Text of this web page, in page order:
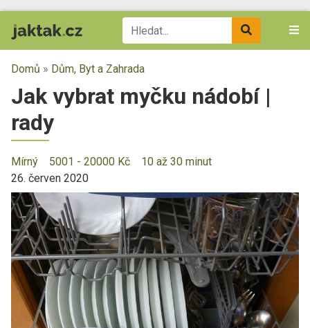
Domů » Dům, Byt a Zahrada
Jak vybrat myčku nádobí |
rady
Mírný 5001 - 20000 Kč
10 až 30 minut
26. červen 2020